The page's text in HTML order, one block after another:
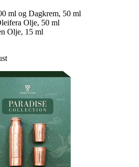
ml og Dagkrem, 50 ml
Olje, 50 ml
Olje, 15 ml